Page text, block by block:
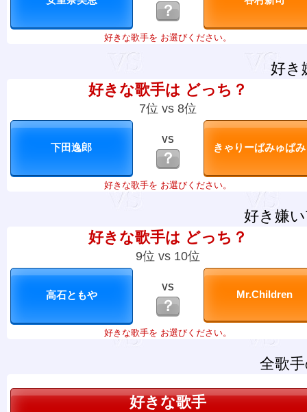
？
好きな歌手を お選びください。
好き
好きな歌手は どっち？
7位 vs 8位
VS
？
好きな歌手を お選びください。
好き嫌
好きな歌手は どっち？
9位 vs 10位
VS
？
好きな歌手を お選びください。
全歌
好きな歌手